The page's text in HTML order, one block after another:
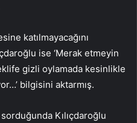
katılmayacağını
ise ‘Merak etmeyin
gizli oylamada kesinlikle
bilgisini aktarmış.
Kılıçdaroğlu